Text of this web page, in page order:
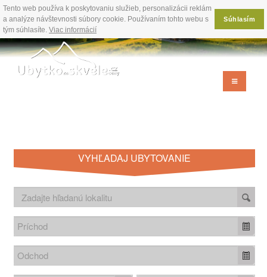
Tento web používa k poskytovaniu služieb, personalizácii reklám
a analýze návštevnosti súbory cookie. Používaním tohto webu s
tým súhlasíte. Viac informácií
Súhlasím
VYHĽADAJ UBYTOVANIE